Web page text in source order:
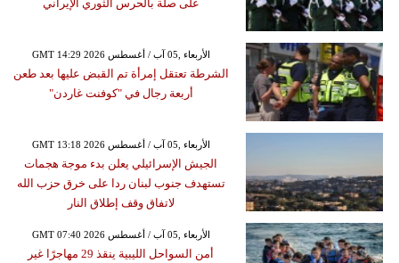
على صلة بالحرس الثوري الإيراني
GMT 14:29 2026 الأربعاء ,05 آب / أغسطس
الشرطة تعتقل إمرأة تم القبض عليها بعد طعن
أربعة رجال في "كوفنت غاردن"
GMT 13:18 2026 الأربعاء ,05 آب / أغسطس
الجيش الإسرائيلي يعلن بدء موجة هجمات
تستهدف جنوب لبنان ردا على خرق حزب الله
لاتفاق وقف إطلاق النار
GMT 07:40 2026 الأربعاء ,05 آب / أغسطس
أمن السواحل الليبية ينقذ 29 مهاجرًا غير